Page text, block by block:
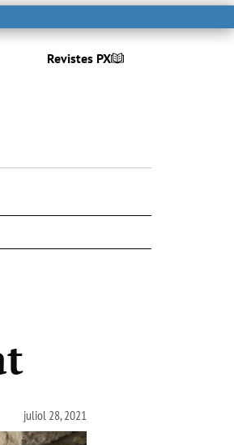
Revistes PX
juliol 28, 2021